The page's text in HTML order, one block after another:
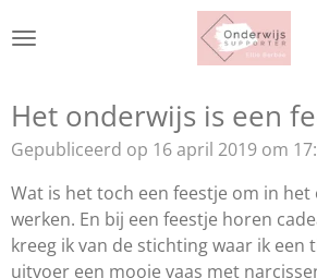
direct
hoofdinhoud
Het onderwijs is een
Gepubliceerd op 16 april 2019 om
Wat is het toch een feestje om in
werken. En bij een feestje horen
kreeg ik van de stichting waar ik
uitvoer een mooie vaas met